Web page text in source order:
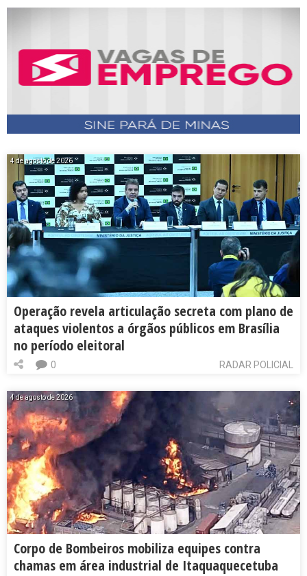
4 de agosto de 2026
Operação revela articulação secreta com plano de
ataques violentos a órgãos públicos em Brasília
no período eleitoral
RADAR POLICIAL
0
4 de agosto de 2026
Corpo de Bombeiros mobiliza equipes contra
chamas em área industrial de Itaquaquecetuba